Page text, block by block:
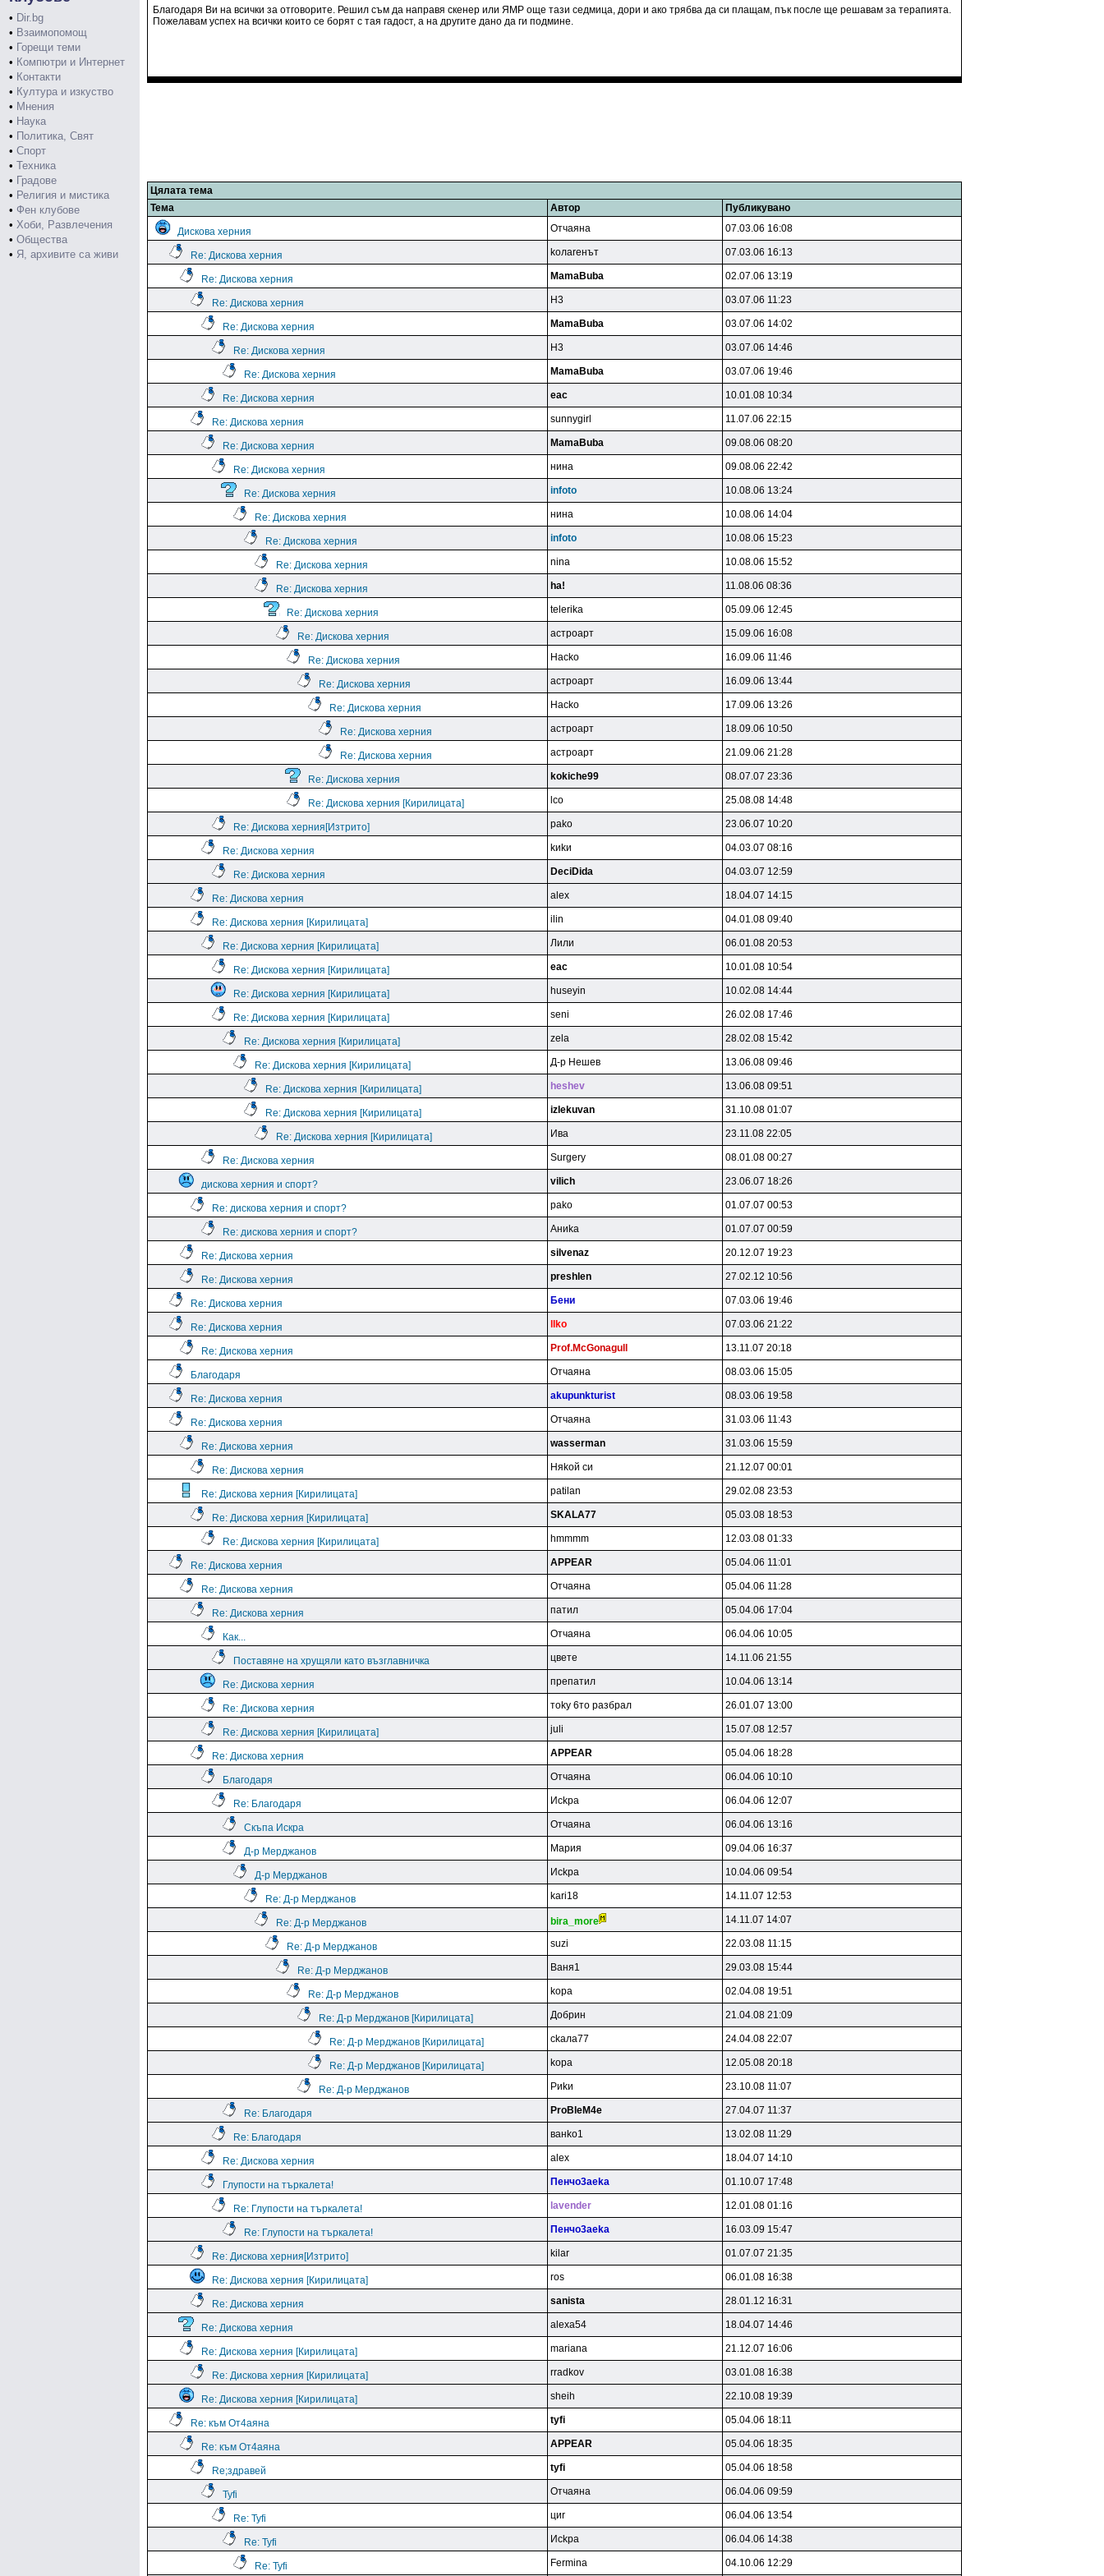
• Dir.bg
• Взаимопомощ
• Горещи теми
• Компютри и Интернет
• Контакти
• Култура и изкуство
• Мнения
• Наука
• Политика, Свят
• Спорт
• Техника
• Градове
• Религия и мистика
• Фен клубове
• Хоби, Развлечения
• Общества
• Я, архивите са живи
Благодаря Ви на всички за отговорите. Решил съм да направя скенер или ЯМР още тази седмица, дори и ако трябва да си плащам, пък после ще решавам за терапията.
Пожелавам успех на всички които се борят с тая гадост, а на другите дано да ги подмине.
Цялата тема
Тема
Автор Публикувано
Дискова херния Oтчaянa 07.03.06 16:08
Re: Дискова херния koлareнът 07.03.06 16:13
Re: Дискова херния MamaBuba 02.07.06 13:19
Re: Дискова херния H3 03.07.06 11:23
Re: Дискова херния MamaBuba 03.07.06 14:02
Re: Дискова херния H3 03.07.06 14:46
Re: Дискова херния MamaBuba 03.07.06 19:46
Re: Дискова херния eac 10.01.08 10:34
Re: Дискова херния sunnygirl 11.07.06 22:15
Re: Дискова херния MamaBuba 09.08.06 08:20
Re: Дискова херния нинa 09.08.06 22:42
Re: Дискова херния infoto 10.08.06 13:24
Re: Дискова херния нинa 10.08.06 14:04
Re: Дискова херния infoto 10.08.06 15:23
Re: Дискова херния nina 10.08.06 15:52
Re: Дискова херния ha! 11.08.06 08:36
Re: Дискова херния telerika 05.09.06 12:45
Re: Дискова херния acтpoapт 15.09.06 16:08
Re: Дискова херния Hacko 16.09.06 11:46
Re: Дискова херния acтpoapт 16.09.06 13:44
Re: Дискова херния Hacko 17.09.06 13:26
Re: Дискова херния acтpoapт 18.09.06 10:50
Re: Дискова херния acтpoapт 21.09.06 21:28
Re: Дискова херния kokiche99 08.07.07 23:36
Re: Дискова херния [Кирилицата] lco 25.08.08 14:48
Re: Дискова херния[Изтрито] pako 23.06.07 10:20
Re: Дискова херния kиkи 04.03.07 08:16
Re: Дискова херния DeciDida 04.03.07 12:59
Re: Дискова херния alex 18.04.07 14:15
Re: Дискова херния [Кирилицата] ilin 04.01.08 09:40
Re: Дискова херния [Кирилицата] Лили 06.01.08 20:53
Re: Дискова херния [Кирилицата] eac 10.01.08 10:54
Re: Дискова херния [Кирилицата] huseyin 10.02.08 14:44
Re: Дискова херния [Кирилицата] seni 26.02.08 17:46
Re: Дискова херния [Кирилицата] zela 28.02.08 15:42
Re: Дискова херния [Кирилицата] Д-p Heшeв 13.06.08 09:46
Re: Дискова херния [Кирилицата] heshev 13.06.08 09:51
Re: Дискова херния [Кирилицата] izlekuvan 31.10.08 01:07
Re: Дискова херния [Кирилицата] Ивa 23.11.08 22:05
Re: Дискова херния Surgery 08.01.08 00:27
дискова херния и спорт? vilich 23.06.07 18:26
Re: дискова херния и спорт? pako 01.07.07 00:53
Re: дискова херния и спорт? Aниka 01.07.07 00:59
Re: Дискова херния silvenaz 20.12.07 19:23
Re: Дискова херния preshlen 27.02.12 10:56
Re: Дискова херния Бeни 07.03.06 19:46
Re: Дискова херния llko 07.03.06 21:22
Re: Дискова херния Prof.McGonagull 13.11.07 20:18
Благодаря Oтчaянa 08.03.06 15:05
Re: Дискова херния akupunkturist 08.03.06 19:58
Re: Дискова херния Oтчaянa 31.03.06 11:43
Re: Дискова херния wasserman 31.03.06 15:59
Re: Дискова херния Hяkoй cи 21.12.07 00:01
Re: Дискова херния [Кирилицата] patilan 29.02.08 23:53
Re: Дискова херния [Кирилицата] SKALA77 05.03.08 18:53
Re: Дискова херния [Кирилицата] hmmmm 12.03.08 01:33
Re: Дискова херния APPEAR 05.04.06 11:01
Re: Дискова херния Oтчaянa 05.04.06 11:28
Re: Дискова херния пaтил 05.04.06 17:04
Как... Oтчaянa 06.04.06 10:05
Поставяне на хрущяли като възглавничка цвeтe 14.11.06 21:55
Re: Дискова херния пpeпaтил 10.04.06 13:14
Re: Дискова херния тoky 6тo paзбpaл 26.01.07 13:00
Re: Дискова херния [Кирилицата] juli 15.07.08 12:57
Re: Дискова херния APPEAR 05.04.06 18:28
Благодаря Oтчaянa 06.04.06 10:10
Re: Благодаря Иckpa 06.04.06 12:07
Скъпа Искра Oтчaянa 06.04.06 13:16
Д-р Мерджанов Mapия 09.04.06 16:37
Д-р Мерджанов Иckpa 10.04.06 09:54
Re: Д-р Мерджанов kari18 14.11.07 12:53
Re: Д-р Мерджанов bira_more 14.11.07 14:07
Re: Д-р Мерджанов suzi 22.03.08 11:15
Re: Д-р Мерджанов Baня1 29.03.08 15:44
Re: Д-р Мерджанов kopa 02.04.08 19:51
Re: Д-р Мерджанов [Кирилицата] Дoбpин 21.04.08 21:09
Re: Д-р Мерджанов [Кирилицата] ckaлa77 24.04.08 22:07
Re: Д-р Мерджанов [Кирилицата] kopa 12.05.08 20:18
Re: Д-р Мерджанов Pиkи 23.10.08 11:07
Re: Благодаря ProBleM4e 27.04.07 11:37
Re: Благодаря вaнko1 13.02.08 11:29
Re: Дискова херния alex 18.04.07 14:10
Глупости на търкалета! Пeнчo3aeka 01.10.07 17:48
Re: Глупости на търкалета! lavender 12.01.08 01:16
Re: Глупости на търкалета! Пeнчo3aeka 16.03.09 15:47
Re: Дискова херния[Изтрито] kilar 01.07.07 21:35
Re: Дискова херния [Кирилицата] ros 06.01.08 16:38
Re: Дискова херния sanista 28.01.12 16:31
Re: Дискова херния alexa54 18.04.07 14:46
Re: Дискова херния [Кирилицата] mariana 21.12.07 16:06
Re: Дискова херния [Кирилицата] rradkov 03.01.08 16:38
Re: Дискова херния [Кирилицата] sheih 22.10.08 19:39
Re: към От4аяна tyfi 05.04.06 18:11
Re: към От4аяна APPEAR 05.04.06 18:35
Rе;здравей tyfi 05.04.06 18:58
Tyfi Oтчaянa 06.04.06 09:59
Re: Tyfi циr 06.04.06 13:54
Re: Tyfi Иckpa 06.04.06 14:38
Re: Tyfi Fermina 04.10.06 12:29